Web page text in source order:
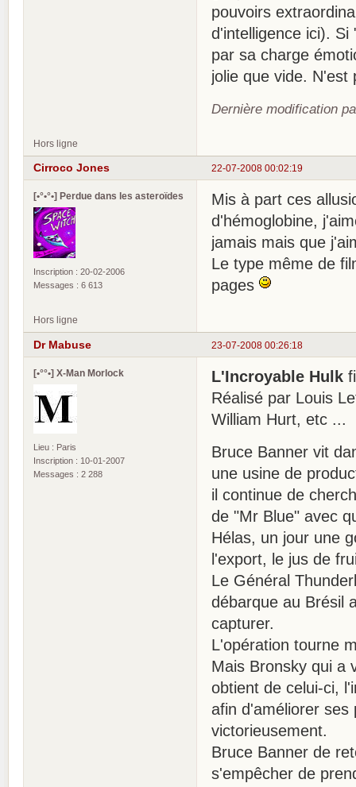
pouvoirs
d'intelligence ici).
par sa charge
jolie que vide. N'est
Dernière modification
Hors ligne
22-07-2008 00:02:19
Cirroco Jones
[•°•°•] Perdue dans les asteroïdes
Inscription : 20-02-2006
Messages : 6 613
Mis à part ces
d'hémoglobine,
jamais mais que
Le type même de
pages
Hors ligne
23-07-2008 00:26:18
Dr Mabuse
[•°°•] X-Man Morlock
Lieu : Paris
Inscription : 10-01-2007
Messages : 2 288
L'Incroyable Hulk
Réalisé par Louis
William Hurt, etc ...
Bruce Banner vit
une usine de
il continue de
de "Mr Blue" avec
Hélas, un jour une
l'export, le jus de
Le Général
débarque au Brésil
capturer.
L'opération tourne
Mais Bronsky qui a
obtient de celui-ci,
afin d'améliorer ses
victorieusement.
Bruce Banner de
s'empêcher de